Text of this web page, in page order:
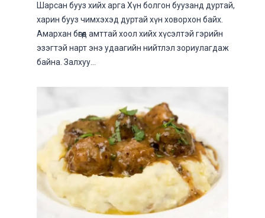
Шарсан бууз хийх арга Хүн болгон буузанд дуртай,
харин бууз чимхэхэд дуртай хүн ховорхон байх.
Амархан бөгөөд амттай хоол хийх хүсэлтэй гэрийн
эзэгтэй нарт энэ удаагийн нийтлэл зориулагдаж
байна. Залхуу…